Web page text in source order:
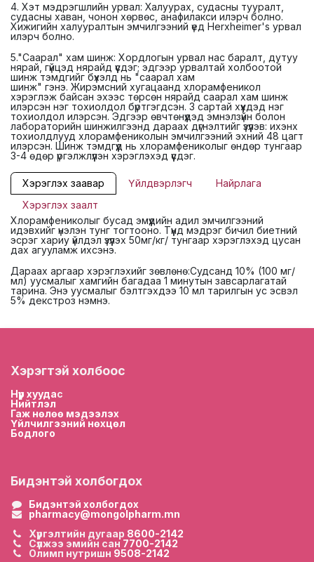
4. Хэт мэдрэгшлийн урвал: Халуурах, судасны тууралт,
судасны хаван, чонон хөрвөс, анафилакси илэрч болно.
Хижигийн халууралтын эмчилгээний үед Herxheimer's урвал
илэрч болно.
5."Саарал" хам шинж: Хордлогын урвал нас баралт, дутуу
нярай, гүйцэд нярайд үүсдэг; эдгээр урвалтай холбоотой
шинж тэмдгийг бүхэлд нь "саарал хам
шинж" гэнэ. Жирэмсний хугацаанд хлорамфеникол
хэрэглэж байсан эхээс төрсөн нярайд саарал хам шинж
илэрсэн нэг тохиолдол бүртгэгдсэн. 3 сартай хүүхдэд нэг
тохиолдол илэрсэн. Эдгээр өвчтөнүүдэд эмнэлзүйн болон
лабораторийн шинжилгээнд дараах дүгнэлтийг үзүүлэв: ихэнх
тохиолдлууд хлорамфениколын эмчилгээний эхний 48 цагт
илэрсэн. Шинж тэмдгүүд нь хлорамфениколыг өндөр тунгаар
3-4 өдөр үргэлжлүүлэн хэрэглэхэд үүсдэг.
Хэрэглэх заавар Үйлдвэрлэгч
Найрлага
Хэрэглэх заалт
Хлорамфениколыг бусад эмүүдийн адил эмчилгээний
идэвхийг үнэлэн тунг тогтооно. Түүнд мэдрэг бичил биетний
эсрэг хариу үйлдэл үзүүлэх 50мг/кг/ тунгаар хэрэглэхэд цусан
дах агууламж ихсэнэ.
Дараах аргаар хэрэглэхийг зөвлөнө:Судсанд 10% (100 мг/
мл) уусмалыг хамгийн багадаа 1 минутын завсарлагатай
тарина. Энэ уусмалыг бэлтгэхдээ 10 мл тарилгын ус эсвэл
5% декстроз нэмнэ.
Хэрэгтэй холбоос
Нүүр хуудас
Нийтлэл
Гаж нөлөө мэдээлэх
Үйлчилгээний нөхцөл
Бодлого
Бидэнтэй холбогдох
Бидэнтэй холбогдох
pharmacy@mongolpharm.mn
Хүргэлтийн дугаар 8600-2142
Сүлжээ эмийн сан 7700-2142
Олимп нутришн 9508-2142